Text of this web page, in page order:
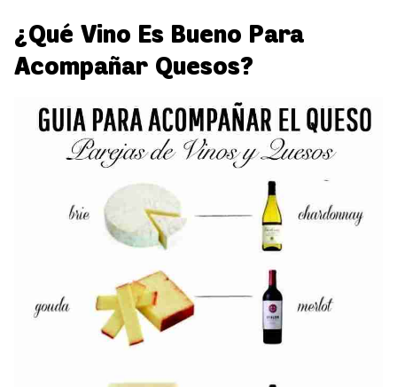
¿Qué Vino Es Bueno Para
Acompañar Quesos?